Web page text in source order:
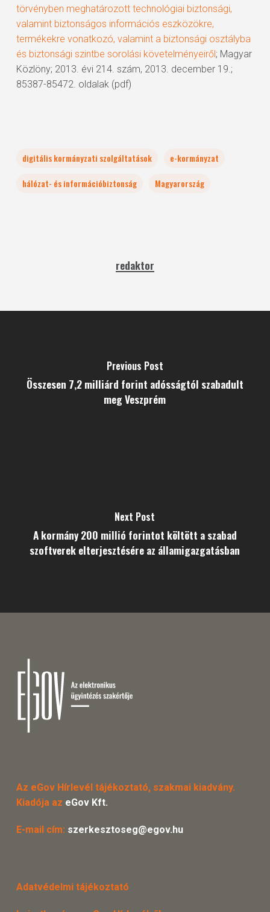
törvényben meghatározott technológiai biztonsági,
valamint biztonságos információs eszközökre,
termékekre vonatkozó, valamint a biztonsági osztályba
és biztonsági szintbe sorolási követelményeiről; Magyar
Közlöny; 2013. évi 214. szám, 2013. december 19.;
85387-85472. oldalak (pdf)
digitális kormányzati szolgáltatások
e-kormányzat
hálózat- és információbiztonság
Magyarország
redaktor
Previous Post
Összesen 7,2 milliárd forint adósságtól szabadult
meg Veszprém
Next Post
A kormány 200 millió forintot költött a szabad
szoftverek elterjesztésére az államigazgatásban
Az eGov Hírlevél tájékoztató, szakmai kiadvány.
Kiadója az eGov Kft.
E-mail cím: szerkesztoseg@egov.hu
Adatvédelmi tájékoztató